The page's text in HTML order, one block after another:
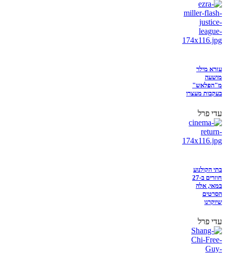
עזרא מילר
מושעה
מ"הפלאש"
בעקבות מעצרו
עדי פרל
בתי הקולנוע
חוזרים ב-27
במאי, אלה
הסרטים
שיוקרנו
עדי פרל